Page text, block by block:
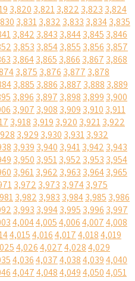
3,820 3,8213,822 3,823 3,824
3,8313,832 3,833 3,8343,835
3,842 3,843 3,8443,845 3,846
3,853 3,8543,855 3,856 3,857
3,8643,865 3,866 3,867 3,868
3,875 3,876 3,877 3,878
3,885 3,886 3,887 3,888 3,889
3,896 3,897 3,898 3,899 3,900
3,907 3,908 3,909 3,910 3,911
3,918 3,919 3,920 3,9213,922
3,929 3,930 3,9313,932
3,939 3,940 3,9413,942 3,943
3,950 3,9513,952 3,953 3,954
3,9613,962 3,963 3,9643,965
3,972 3,973 3,9743,975
3,982 3,983 3,9843,985 3,986
3,993 3,9943,995 3,996 3,997
4,0044,0054,0064,0074,008
4,0154,0164,0174,0184,019
4,0264,0274,0284,029
4,0364,0374,0384,0394,040
4,0474,0484,0494,0504,051